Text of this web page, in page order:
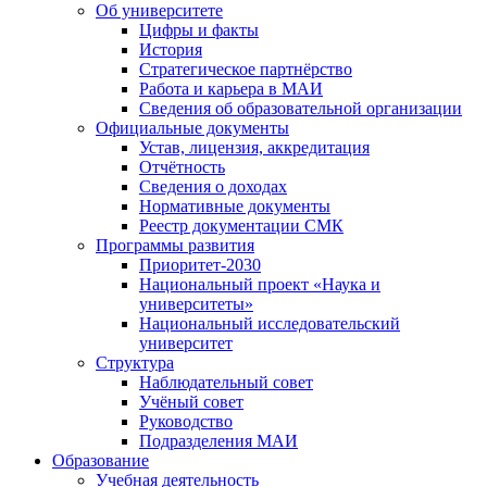
Об университете
Цифры и факты
История
Стратегическое партнёрство
Работа и карьера в МАИ
Сведения об образовательной организации
Официальные документы
Устав, лицензия, аккредитация
Отчётность
Сведения о доходах
Нормативные документы
Реестр документации СМК
Программы развития
Приоритет-2030
Национальный проект «Наука и
университеты»
Национальный исследовательский
университет
Структура
Наблюдательный совет
Учёный совет
Руководство
Подразделения МАИ
Образование
Учебная деятельность